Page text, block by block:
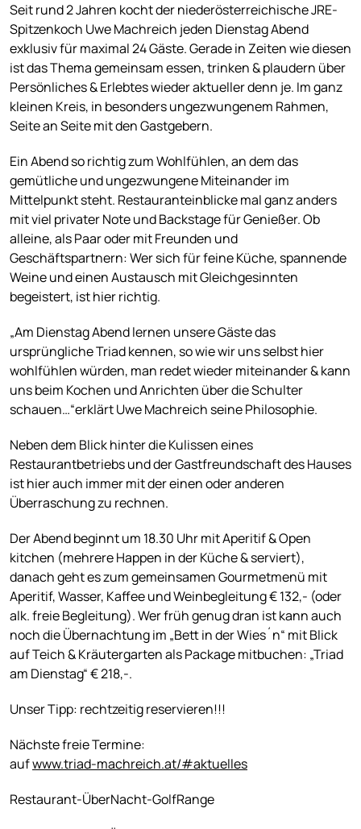
Seit rund 2 Jahren kocht der niederösterreichische JRE-
Spitzenkoch Uwe Machreich jeden Dienstag Abend
exklusiv für maximal 24 Gäste. Gerade in Zeiten wie diesen
ist das Thema gemeinsam essen, trinken & plaudern über
Persönliches & Erlebtes wieder aktueller denn je. Im ganz
kleinen Kreis, in besonders ungezwungenem Rahmen,
Seite an Seite mit den Gastgebern.
Ein Abend so richtig zum Wohlfühlen, an dem das
gemütliche und ungezwungene Miteinander im
Mittelpunkt steht. Restauranteinblicke mal ganz anders
mit viel privater Note und Backstage für Genießer. Ob
alleine, als Paar oder mit Freunden und
Geschäftspartnern: Wer sich für feine Küche, spannende
Weine und einen Austausch mit Gleichgesinnten
begeistert, ist hier richtig.
„Am Dienstag Abend lernen unsere Gäste das
ursprüngliche Triad kennen, so wie wir uns selbst hier
wohlfühlen würden, man redet wieder miteinander & kann
uns beim Kochen und Anrichten über die Schulter
schauen…“erklärt Uwe Machreich seine Philosophie.
Neben dem Blick hinter die Kulissen eines
Restaurantbetriebs und der Gastfreundschaft des Hauses
ist hier auch immer mit der einen oder anderen
Überraschung zu rechnen.
Der Abend beginnt um 18.30 Uhr mit Aperitif & Open
kitchen (mehrere Happen in der Küche & serviert),
danach geht es zum gemeinsamen Gourmetmenü mit
Aperitif, Wasser, Kaffee und Weinbegleitung € 132,- (oder
alk. freie Begleitung). Wer früh genug dran ist kann auch
noch die Übernachtung im „Bett in der Wies´n“ mit Blick
auf Teich & Kräutergarten als Package mitbuchen: „Triad
am Dienstag“ € 218,-.
Unser Tipp: rechtzeitig reservieren!!!
Nächste freie Termine:
aufwww.triad-machreich.at/#aktuelles
Restaurant-ÜberNacht-GolfRange